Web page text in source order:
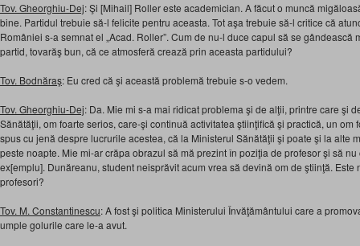
Tov. Gheorghiu-Dej: Şi [Mihail] Roller este academician. A făcut o muncă
bine. Partidul trebuie să-l felicite pentru aceasta. Tot aşa trebuie să-l critice că
României s-a semnat el „Acad. Roller”. Cum de nu-l duce capul să se gândească
partid, tovarăş bun, că ce atmosferă crează prin aceasta partidului?
Tov. Bodnăraş: Eu cred că şi această problemă trebuie s-o vedem.
Tov. Gheorghiu-Dej: Da. Mie mi s-a mai ridicat problema şi de alţii, printre care şi
Sănătăţii, om foarte serios, care-şi continuă activitatea ştiinţifică şi practică, un om
spus cu jenă despre lucrurile acestea, că la Ministerul Sănătăţii şi poate şi la alte
peste noapte. Mie mi-ar crăpa obrazul să mă prezint în poziţia de profesor şi să
ex[emplu]. Dunăreanu, student neisprăvit acum vrea să devină om de ştiinţă. Este
profesori?
Tov. M. Constantinescu: A fost şi politica Ministerului Învăţământului care a
umple golurile care le-a avut.